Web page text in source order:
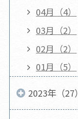
04月（4）
03月（2）
02月（2）
01月（5）
2023年（27）